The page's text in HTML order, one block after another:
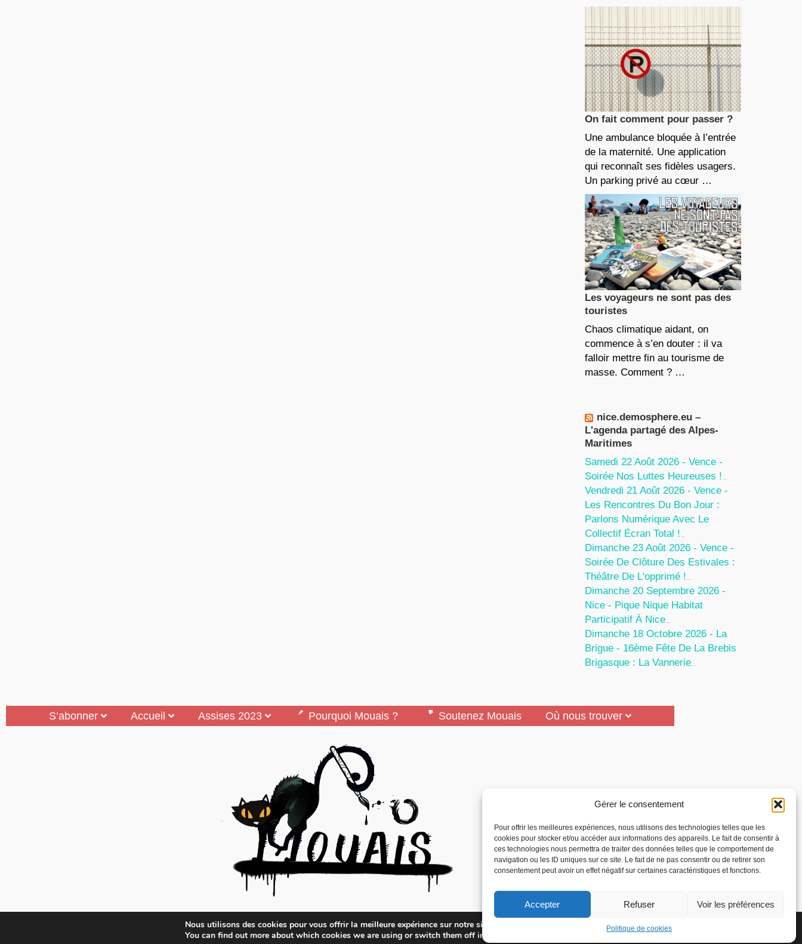
Gérer le consentement
Pour offrir les meilleures expériences, nous utilisons des technologies telles que les
cookies pour stocker et/ou accéder aux informations des appareils. Le fait de consentir à
ces technologies nous permettra de traiter des données telles que le comportement de
navigation ou les ID uniques sur ce site. Le fait de ne pas consentir ou de retirer son
consentement peut avoir un effet négatif sur certaines caractéristiques et fonctions.
Accepter Refuser Voir les préférences
Politique de cookies
On fait comment pour passer ?
Une ambulance bloquée à l’entrée
de la maternité. Une application
qui reconnaît ses fidèles usagers.
Un parking privé au cœur …
Les voyageurs ne sont pas des
touristes
Chaos climatique aidant, on
commence à s’en douter : il va
falloir mettre fin au tourisme de
masse. Comment ? …
nice.demosphere.eu –
L'agenda partagé des Alpes-
Maritimes
Samedi 22 Août 2026 - Vence -
Soirée Nos Luttes Heureuses !
Vendredi 21 Août 2026 - Vence -
Les Rencontres Du Bon Jour :
Parlons Numérique Avec Le
Collectif Écran Total !
Dimanche 23 Août 2026 - Vence -
Soirée De Clôture Des Estivales :
Théâtre De L'opprimé !
Dimanche 20 Septembre 2026 -
Nice - Pique Nique Habitat
Participatif À Nice
Dimanche 18 Octobre 2026 - La
Brigue - 16ème Fête De La Brebis
Brigasque : La Vannerie
S’abonner Accueil Assises 2023 Pourquoi Mouais ? Soutenez Mouais Où nous trouver
Mouais, le mensuel dubitatif…quoique est édité par l’Association ARMA, Association Pour la Reconnaissance des
Médias Alternatifs – contact[at]mouais.org
Nous utilisons des cookies pour vous offrir la meilleure expérience sur notre site.
You can find out more about which cookies we are using or switch them off in